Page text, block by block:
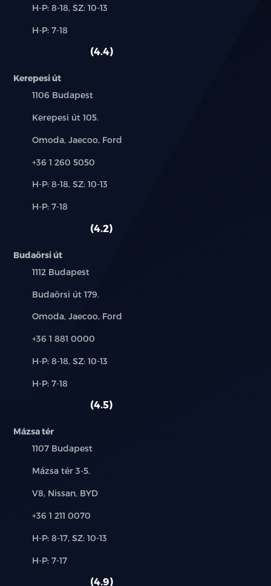
Új-
használt
H-P: 8-18, SZ: 10-13
Alkatrész,
H-P: 7-18
4.4
Kerepesi út
Település:
1106 Budapest
Cím:
Kerepesi út 105.
Márkák:
Omoda, Jaecoo, Ford
Telefon:
+36 1 260 5050
Új-
használt
H-P: 8-18, SZ: 10-13
Alkatrész,
H-P: 7-18
4.2
Budaörsi út
Település:
1112 Budapest
Cím:
Budaörsi út 179.
Márkák:
Omoda, Jaecoo, Ford
Telefon:
+36 1 881 0000
Új-
használt
H-P: 8-18, SZ: 10-13
Alkatrész,
H-P: 7-18
4.5
Mázsa tér
Település:
1107 Budapest
Cím:
Mázsa tér 3-5.
Márkák:
V8, Nissan, BYD
Telefon:
+36 1 211 0070
Új-
használt
H-P: 8-17, SZ: 10-13
Alkatrész,
H-P: 7-17
4.9